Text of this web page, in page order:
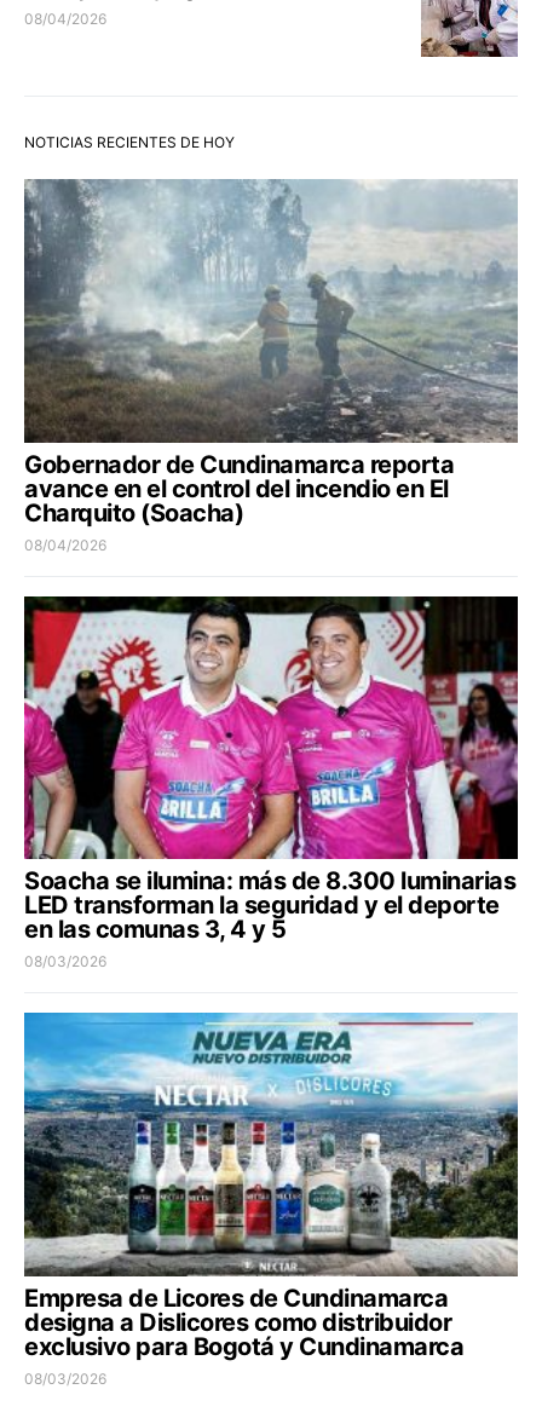
08/04/2026
NOTICIAS RECIENTES DE HOY
Gobernador de Cundinamarca reporta
avance en el control del incendio en El
Charquito (Soacha)
08/04/2026
Soacha se ilumina: más de 8.300 luminarias
LED transforman la seguridad y el deporte
en las comunas 3, 4 y 5
08/03/2026
Empresa de Licores de Cundinamarca
designa a Dislicores como distribuidor
exclusivo para Bogotá y Cundinamarca
08/03/2026